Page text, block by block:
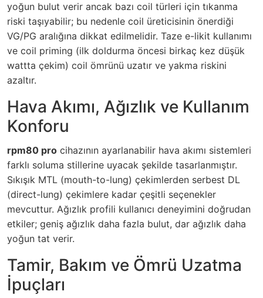
yoğun bulut verir ancak bazı coil türleri için tıkanma
riski taşıyabilir; bu nedenle coil üreticisinin önerdiği
VG/PG aralığına dikkat edilmelidir. Taze e-likit kullanımı
ve coil priming (ilk doldurma öncesi birkaç kez düşük
wattta çekim) coil ömrünü uzatır ve yakma riskini
azaltır.
Hava Akımı, Ağızlık ve Kullanım
Konforu
rpm80 pro cihazının ayarlanabilir hava akımı sistemleri
farklı soluma stillerine uyacak şekilde tasarlanmıştır.
Sıkışık MTL (mouth-to-lung) çekimlerden serbest DL
(direct-lung) çekimlere kadar çeşitli seçenekler
mevcuttur. Ağızlık profili kullanıcı deneyimini doğrudan
etkiler; geniş ağızlık daha fazla bulut, dar ağızlık daha
yoğun tat verir.
Tamir, Bakım ve Ömrü Uzatma
İpuçları